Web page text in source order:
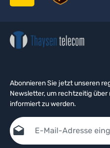
Abonnieren Sie jetzt unseren
Newsletter, um rechtzeitig
informiert zu werden.
E-Mail-Adresse*